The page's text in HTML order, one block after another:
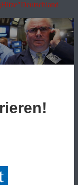
Hitze"Deutschland